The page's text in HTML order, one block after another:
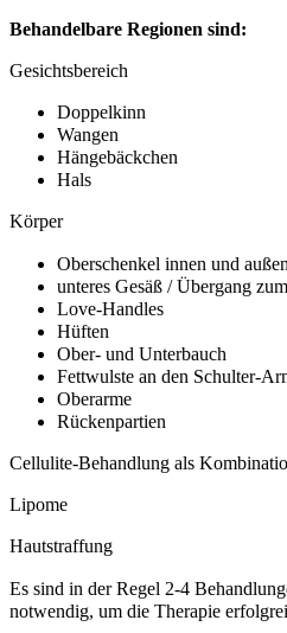
Behandelbare Regionen sind:
Gesichtsbereich
Doppelkinn
Wangen
Hängebäckchen
Hals
Körper
Oberschenkel innen und außen
unteres Gesäß / Übergang
Love-Handles
Hüften
Ober- und Unterbauch
Fettwulste an den Schulter-
Oberarme
Rückenpartien
Cellulite-Behandlung als
Lipome
Hautstraffung
Es sind in der Regel 2-4
notwendig, um die Therapie